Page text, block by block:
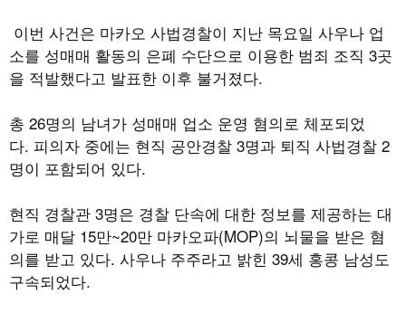
이번 사건은 마카오 사법경찰이 지난 목요일 사우나 업
소를 성매매 활동의 은폐 수단으로 이용한 범죄 조직 3곳
을 적발했다고 발표한 이후 불거졌다.
총 26명의 남녀가 성매매 업소 운영 혐의로 체포되었
다. 피의자 중에는 현직 공안경찰 3명과 퇴직 사법경찰 2
명이 포함되어 있다.
현직 경찰관 3명은 경찰 단속에 대한 정보를 제공하는 대
가로 매달 15만~20만 마카오파(MOP)의 뇌물을 받은 혐
의를 받고 있다. 사우나 주주라고 밝힌 39세 홍콩 남성도
구속되었다.